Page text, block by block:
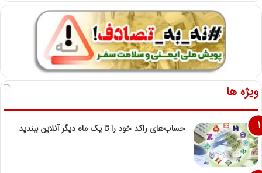
ویژه ها
حساب‌های راکد خود را تا یک ماه دیگر آنلاین ببندید